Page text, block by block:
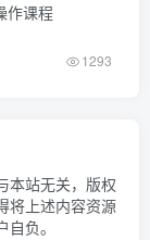
作课程
1293
本站无关，版权
将上述内容资源
负。